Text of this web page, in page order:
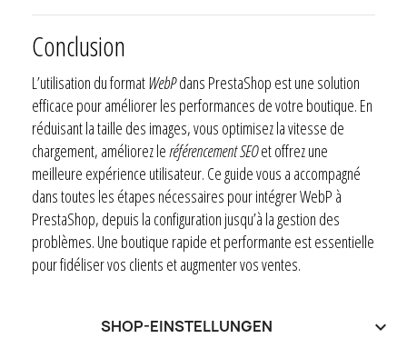
Conclusion
L’utilisation du formatWebPdans PrestaShop est une solution
efficace pour améliorer les performances de votre boutique. En
réduisant la taille des images, vous optimisez la vitesse de
chargement, améliorez le référencement SEOet offrez une
meilleure expérience utilisateur. Ce guide vous a accompagné
dans toutes les étapes nécessaires pour intégrer WebP à
PrestaShop, depuis la configuration jusqu’à la gestion des
problèmes. Une boutique rapide et performante est essentielle
pour fidéliser vos clients et augmenter vos ventes.
SHOP-EINSTELLUNGEN keyboard_arrow_down